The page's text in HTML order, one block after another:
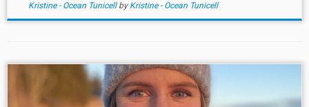
Kristine - Ocean Tunicellby Kristine - Ocean Tunicell